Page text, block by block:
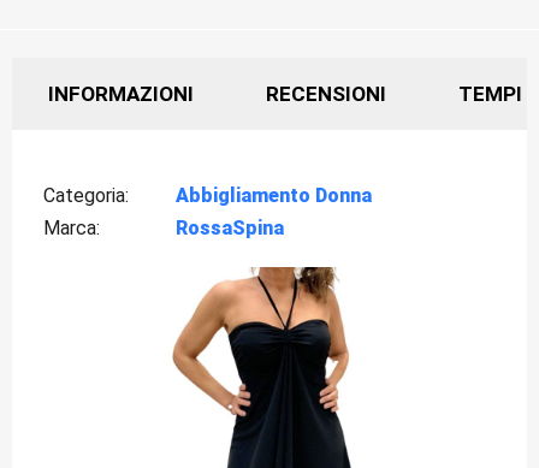
INFORMAZIONI RECENSIONI TEMPI
Categoria
Abbigliamento Donna
Marca
RossaSpina